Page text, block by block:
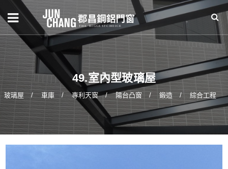
49.室內型玻璃屋
玻璃屋 車庫 專利天窗 陽台凸窗 鍛造 綜合工程